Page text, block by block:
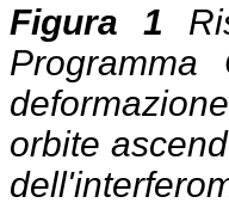
Figura 1
orbite